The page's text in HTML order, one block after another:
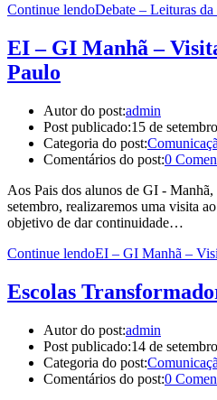
Continue lendoDebate – Leituras da
EI – GI Manhã –
Paulo
Autor do post:admin
Post publicado:15 de
Categoria do post:
Comentários do post:0
Aos Pais dos alunos de GI -
setembro, realizaremos uma visita
objetivo de dar continuidade…
Continue lendoEI – GI Manhã –
Escolas
Autor do post:admin
Post publicado:14 de
Categoria do post:
Comentários do post:0